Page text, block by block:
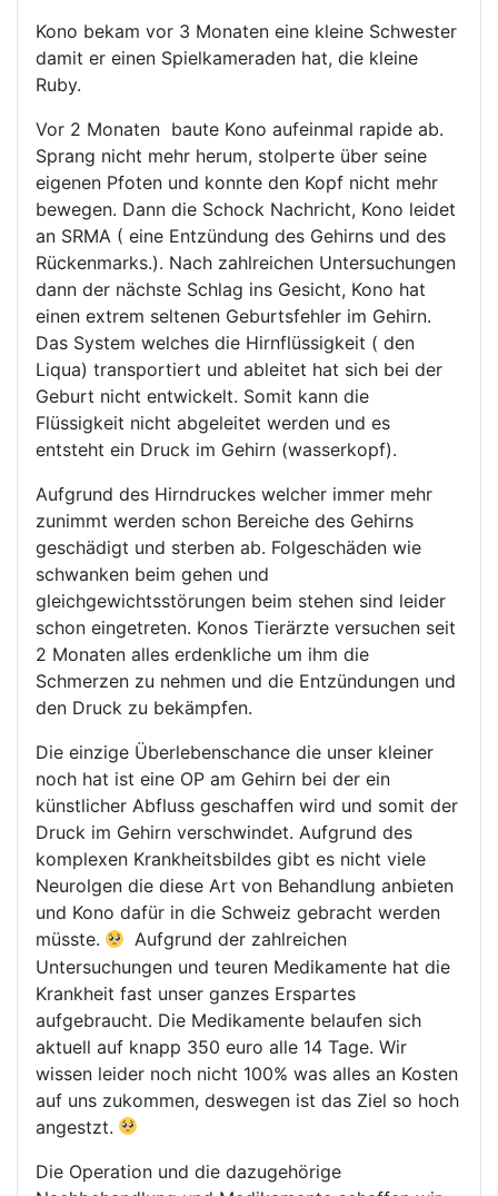
Kono bekam vor 3 Monaten eine kleine Schwester
damit er einen Spielkameraden hat, die kleine
Ruby.
Vor 2 Monaten baute Kono aufeinmal rapide ab.
Sprang nicht mehr herum, stolperte über seine
eigenen Pfoten und konnte den Kopf nicht mehr
bewegen. Dann die Schock Nachricht, Kono leidet
an SRMA ( eine Entzündung des Gehirns und des
Rückenmarks.). Nach zahlreichen Untersuchungen
dann der nächste Schlag ins Gesicht, Kono hat
einen extrem seltenen Geburtsfehler im Gehirn.
Das System welches die Hirnflüssigkeit ( den
Liqua) transportiert und ableitet hat sich bei der
Geburt nicht entwickelt. Somit kann die
Flüssigkeit nicht abgeleitet werden und es
entsteht ein Druck im Gehirn (wasserkopf).
Aufgrund des Hirndruckes welcher immer mehr
zunimmt werden schon Bereiche des Gehirns
geschädigt und sterben ab. Folgeschäden wie
schwanken beim gehen und
gleichgewichtsstörungen beim stehen sind leider
schon eingetreten. Konos Tierärzte versuchen seit
2 Monaten alles erdenkliche um ihm die
Schmerzen zu nehmen und die Entzündungen und
den Druck zu bekämpfen.
Die einzige Überlebenschance die unser kleiner
noch hat ist eine OP am Gehirn bei der ein
künstlicher Abfluss geschaffen wird und somit der
Druck im Gehirn verschwindet. Aufgrund des
komplexen Krankheitsbildes gibt es nicht viele
Neurolgen die diese Art von Behandlung anbieten
und Kono dafür in die Schweiz gebracht werden
müsste.
Aufgrund der zahlreichen
Untersuchungen und teuren Medikamente hat die
Krankheit fast unser ganzes Erspartes
aufgebraucht. Die Medikamente belaufen sich
aktuell auf knapp 350 euro alle 14 Tage. Wir
wissen leider noch nicht 100% was alles an Kosten
auf uns zukommen, deswegen ist das Ziel so hoch
angestzt.
Die Operation und die dazugehörige